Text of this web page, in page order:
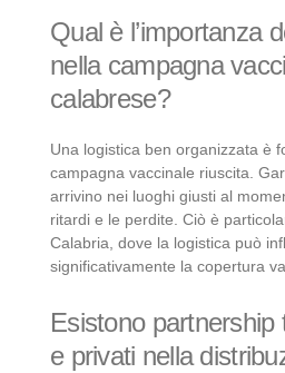
Qual è l’importanza
nella campagna
calabrese?
Una logistica ben organizzata è
campagna vaccinale riuscita.
arrivino nei luoghi giusti al
ritardi e le perdite. Ciò è
Calabria, dove la logistica può
significativamente la copertura
Esistono partnership
e privati nella